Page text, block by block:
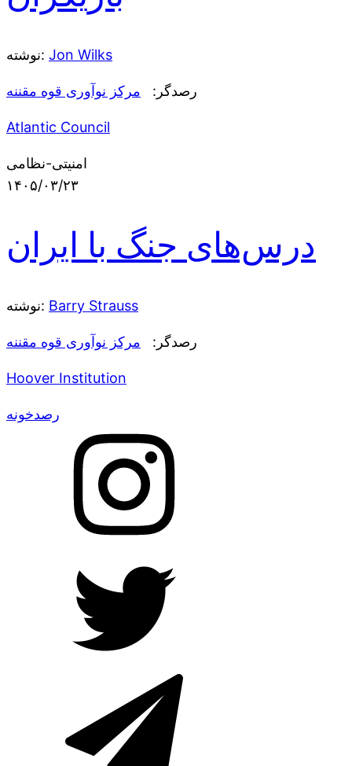
نوشته: Jon Wilks
رصدگر: مرکز نوآوری قوه مقننه
Atlantic Council
امنیتی-نظامی
۱۴۰۵/۰۳/۲۳
درس‌های جنگ با ایران
نوشته: Barry Strauss
رصدگر: مرکز نوآوری قوه مقننه
Hoover Institution
رصدخونه